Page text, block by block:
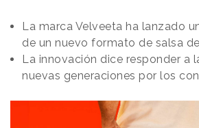
La marca Velveeta ha lanzado
de un nuevo formato de salsa
La innovación dice responder a
nuevas generaciones por los